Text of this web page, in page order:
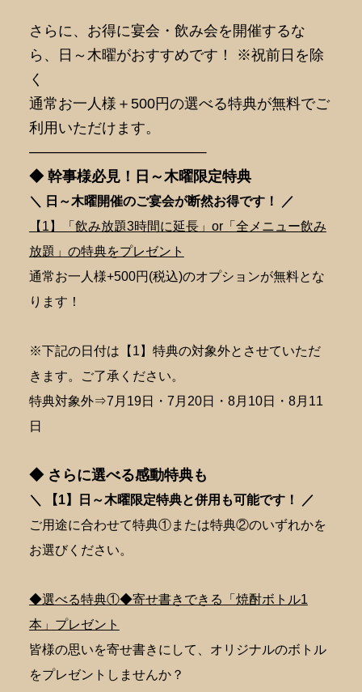
さらに、お得に宴会・飲み会を開催するな
ら、日～木曜がおすすめです！ ※祝前日を除
く
通常お一人様＋500円の選べる特典が無料でご
利用いただけます。
———————————–
◆ 幹事様必見！日～木曜限定特典
＼ 日～木曜開催のご宴会が断然お得です！ ／
【1】「飲み放題3時間に延長」or「全メニュー飲み
放題」の特典をプレゼント
通常お一人様+500円(税込)のオプションが無料とな
ります！
※下記の日付は【1】特典の対象外とさせていただ
きます。ご了承ください。
特典対象外⇒7月19日・7月20日・8月10日・8月11
日
◆ さらに選べる感動特典も
＼ 【1】日～木曜限定特典と併用も可能です！ ／
ご用途に合わせて特典①または特典②のいずれかを
お選びください。
◆選べる特典①◆寄せ書きできる「焼酎ボトル1
本」プレゼント
皆様の思いを寄せ書きにして、オリジナルのボトル
をプレゼントしませんか？